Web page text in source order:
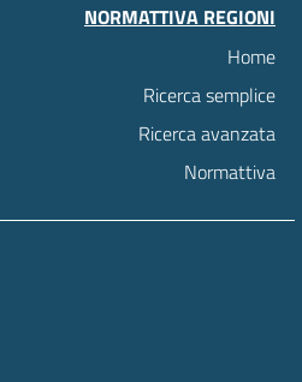
NORMATTIVA REGIONI
Home
Ricerca semplice
Ricerca avanzata
Normattiva